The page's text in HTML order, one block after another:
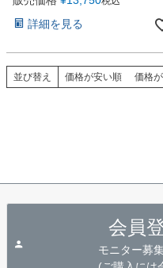
詳細を見る
並び替え 価格が安い順 価格
会員
モニター募